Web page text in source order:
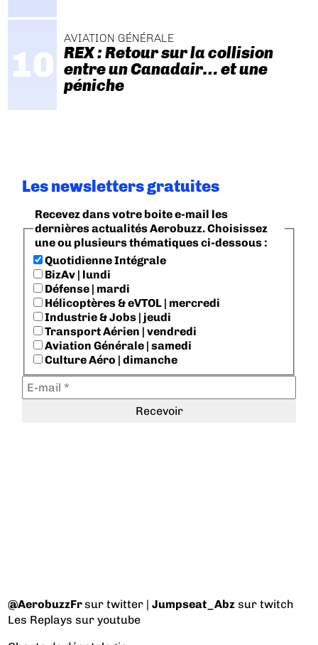
AVIATION GÉNÉRALE
REX : Retour sur la collision
entre un Canadair… et une
péniche
Les newsletters gratuites
Recevez dans votre boite e-mail les
dernières actualités Aerobuzz. Choisissez
une ou plusieurs thématiques ci-dessous :
Quotidienne Intégrale
BizAv | lundi
Défense | mardi
Hélicoptères & eVTOL | mercredi
Industrie & Jobs | jeudi
Transport Aérien | vendredi
Aviation Générale | samedi
Culture Aéro | dimanche
@AerobuzzFrsur twitter |Jumpseat_Abz sur twitch
Les Replays sur youtube